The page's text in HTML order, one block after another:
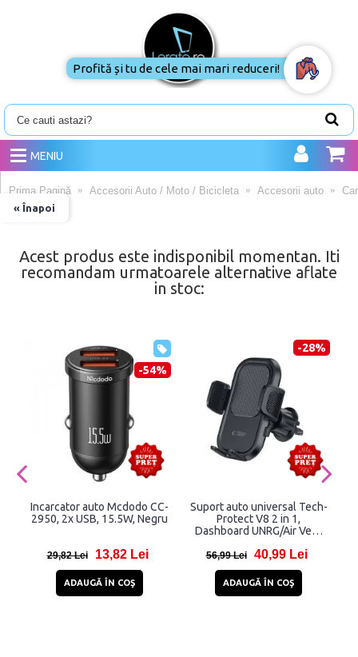
MENIU
« Înapoi
Prima Pagină Accesorii Auto / Moto / Bicicleta Accesorii auto
Acest produs este indisponibil momentan. Iti
recomandam urmatoarele alternative aflate
in stoc:
-54%
Incarcator auto Mcdodo CC-
2950, 2x USB, 15.5W, Negru
29,82 Lei 13,82 Lei
ADAUGĂ ÎN COŞ
-28%
Suport auto universal Tech-
Protect V8 2 in 1,
Dashboard UNRG/Air Vent
Negru
56,99 Lei 40,99 Lei
ADAUGĂ ÎN COŞ
Profită și tu de cele mai mari reduceri!